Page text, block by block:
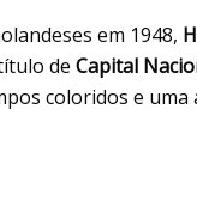
em 1948,
de Capital
coloridos e uma